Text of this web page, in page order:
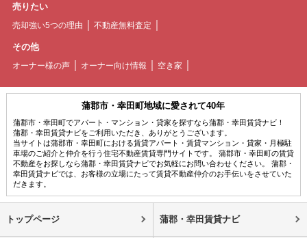
売りたい
売却強い5つの理由 不動産無料査定
その他
オーナー様の声 オーナー向け情報 空き家
蒲郡市・幸田町地域に愛されて40年
蒲郡市・幸田町でアパート・マンション・貸家を探すなら蒲郡・幸田賃貸ナビ！
蒲郡・幸田賃貸ナビをご利用いただき、ありがとうございます。
当サイトは蒲郡市・幸田町における賃貸アパート・賃貸マンション・貸家・月極駐
車場のご紹介と仲介を行う住宅不動産賃貸専門サイトです。 蒲郡市・幸田町の賃貸
不動産をお探しなら蒲郡・幸田賃貸ナビでお気軽にお問い合わせください。 蒲郡・
幸田賃貸ナビでは、お客様の立場にたって賃貸不動産仲介のお手伝いをさせていた
だきます。
トップページ 蒲郡・幸田賃貸ナビ